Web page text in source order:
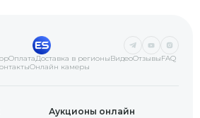
ОплатаДоставка в регионыВидеоОтзывыFAQ
Онлайн камеры
Аукционы онлайн